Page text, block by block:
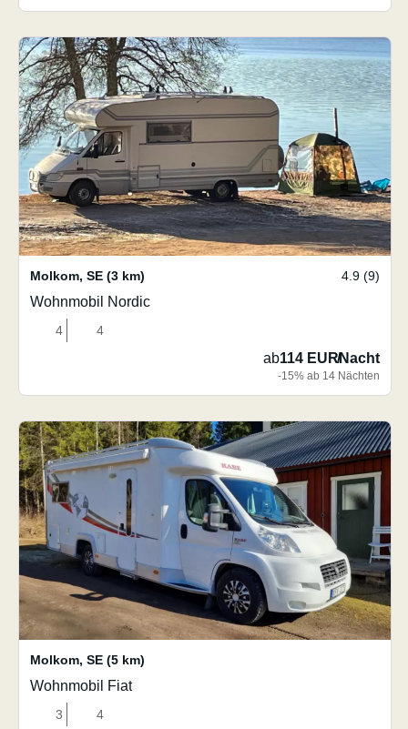
Molkom, SE (3 km) 4.9 (9)
Wohnmobil Nordic
4 4
ab114 EUR/Nacht
-15% ab 14 Nächten
Molkom, SE (5 km)
Wohnmobil Fiat
3 4